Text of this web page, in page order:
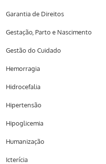
Garantia de Direitos
Gestação, Parto e Nascimento
Gestão do Cuidado
Hemorragia
Hidrocefalia
Hipertensão
Hipoglicemia
Humanização
Icterícia